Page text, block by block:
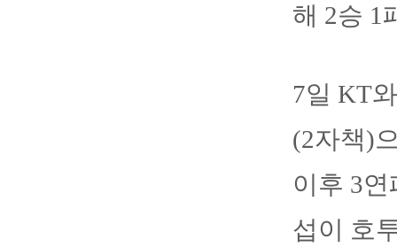
해 2승 1
7일 KT
(2자책)
이후 3
섭이 호